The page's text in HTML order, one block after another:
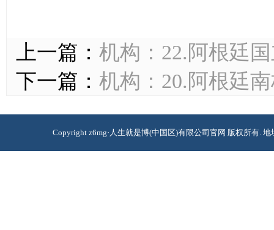
上一篇： 机构：22.阿根廷
下一篇： 机构：20.阿根廷
Copyright z6mg·人生就是博(中国区)有限公司官网 版权所有.